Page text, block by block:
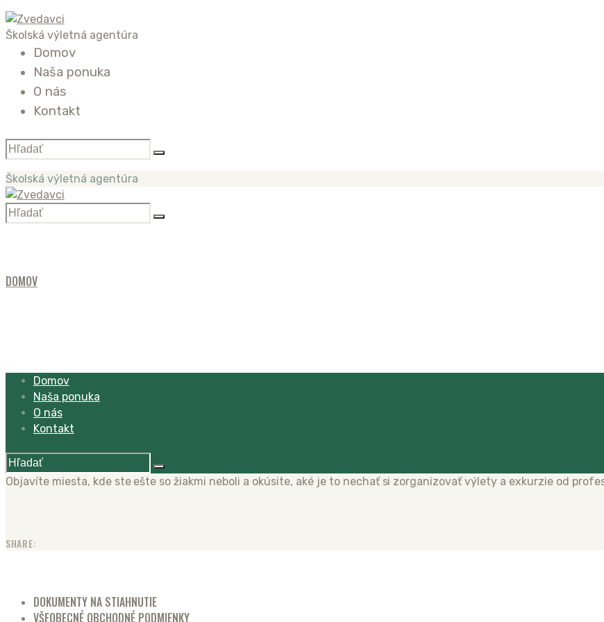
Školská výletná agentúra
Domov
Naša ponuka
O nás
Kontakt
Školská výletná agentúra
DOMOV
Domov
Naša ponuka
O nás
Kontakt
Objavíte miesta, kde ste ešte so žiakmi neboli a okúsite, aké je to nechať si zorganizovať výlety a exkurzie od
SHARE:
DOKUMENTY NA STIAHNUTIE
VŠEOBECNÉ OBCHODNÉ PODMIENKY